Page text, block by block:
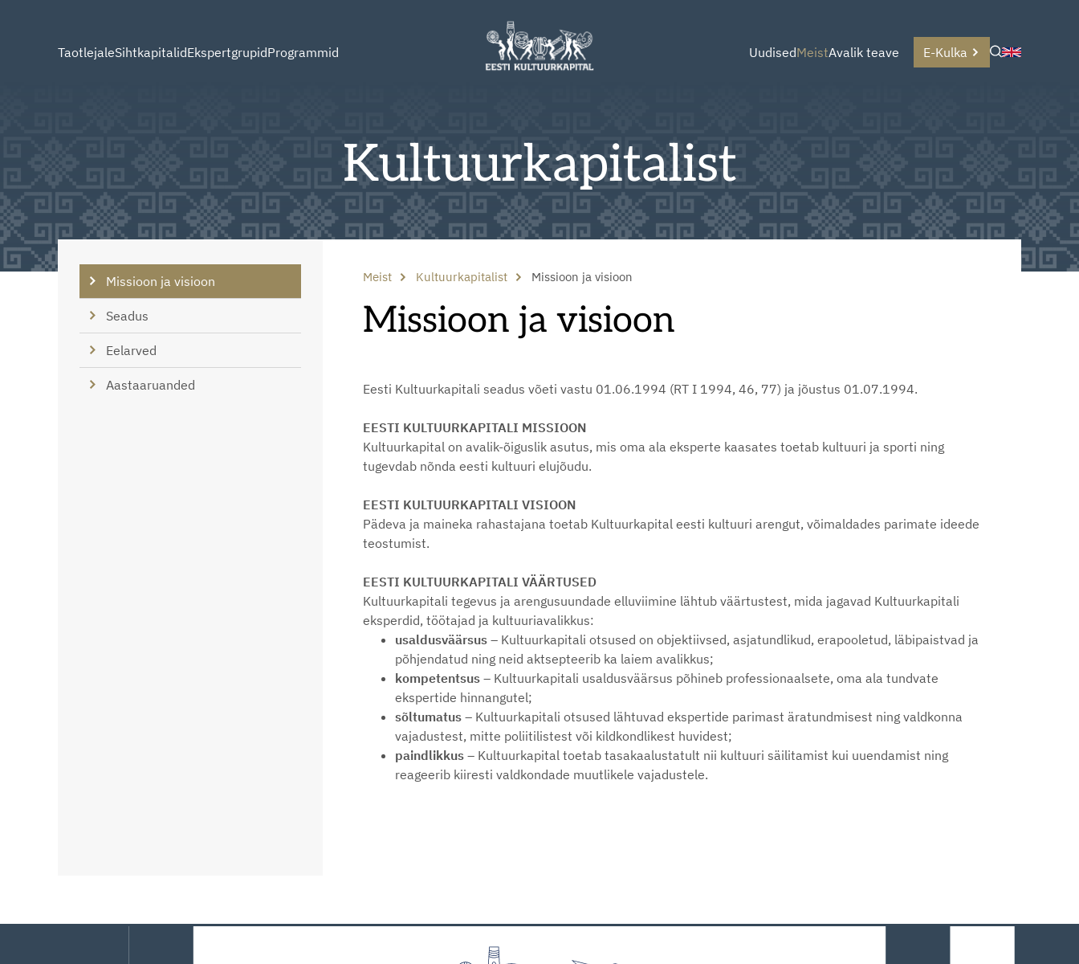
TaotlejaleSihtkapitalidEkspertgrupidProgrammid UudisedMeistAvalik teave E-Kulka
Kultuurkapitalist
Missioon ja visioon
Seadus
Eelarved
Aastaaruanded
Meist Kultuurkapitalist Missioon ja visioon
Missioon ja visioon
Eesti Kultuurkapitali seadus võeti vastu 01.06.1994 (RT I 1994, 46, 77) ja jõustus 01.07.1994.
EESTI KULTUURKAPITALI MISSIOON
Kultuurkapital on avalik-õiguslik asutus, mis oma ala eksperte kaasates toetab kultuuri ja sporti ning
tugevdab nõnda eesti kultuuri elujõudu.
EESTI KULTUURKAPITALI VISIOON
Pädeva ja maineka rahastajana toetab Kultuurkapital eesti kultuuri arengut, võimaldades parimate ideede
teostumist.
EESTI KULTUURKAPITALI VÄÄRTUSED
Kultuurkapitali tegevus ja arengusuundade elluviimine lähtub väärtustest, mida jagavad Kultuurkapitali
eksperdid, töötajad ja kultuuriavalikkus:
usaldusväärsus – Kultuurkapitali otsused on objektiivsed, asjatundlikud, erapooletud, läbipaistvad ja
põhjendatud ning neid aktsepteerib ka laiem avalikkus;
kompetentsus – Kultuurkapitali usaldusväärsus põhineb professionaalsete, oma ala tundvate
ekspertide hinnangutel;
sõltumatus – Kultuurkapitali otsused lähtuvad ekspertide parimast äratundmisest ning valdkonna
vajadustest, mitte poliitilistest või kildkondlikest huvidest;
paindlikkus – Kultuurkapital toetab tasakaalustatult nii kultuuri säilitamist kui uuendamist ning
reageerib kiiresti valdkondade muutlikele vajadustele.